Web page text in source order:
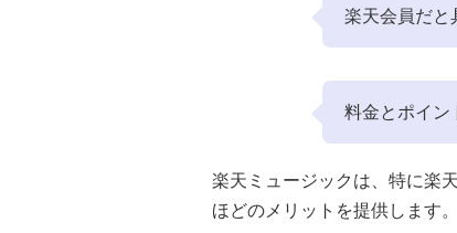
楽天会員だと
料金とポイン
楽天ミュージックは、特に楽
ほどのメリットを提供します。